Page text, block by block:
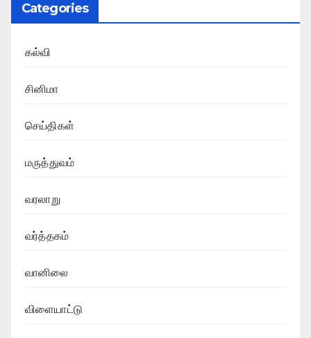
Categories
கல்வி
சினிமா
செய்திகள்
மருத்துவம்
வரலாறு
வர்த்தகம்
வானிலை
விளையாட்டு